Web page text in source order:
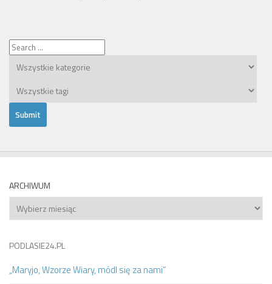
ARCHIWUM
Archiwum
PODLASIE24.PL
„Maryjo, Wzorze Wiary, módl się za nami”